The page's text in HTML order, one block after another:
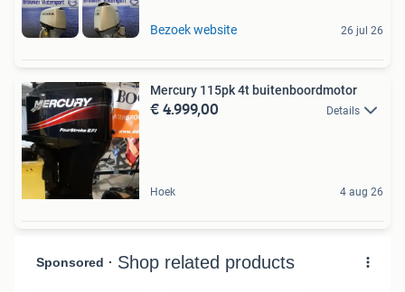
Bezoek website 26 jul 26
Mercury 115pk 4t buitenboordmotor
€ 4.999,00 Details
Hoek 4 aug 26